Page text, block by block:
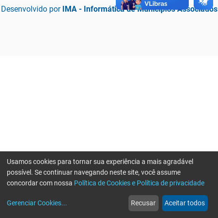
Desenvolvido por IMA - Informática de Municípios Associados
web
Notícias
more_horiz
Mais
Usamos cookies para tornar sua experiência a mais agradável
possível. Se continuar navegando neste site, você assume
concordar com nossa Política de Cookies e Política de privacidade
Gerenciar Cookies... Recusar Aceitar todos
Erro ao enviar informações, por favor tente novamente